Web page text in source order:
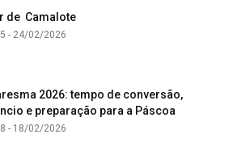
de Camalote
- 24/02/2026
2026: tempo de conversão,
e preparação para a Páscoa
- 18/02/2026